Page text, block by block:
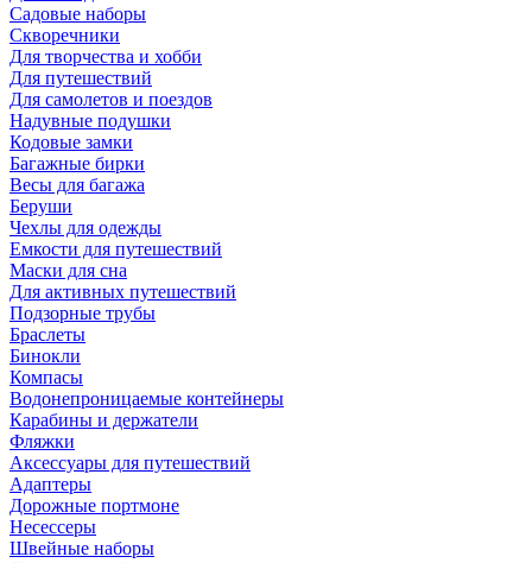
Садовые наборы
Скворечники
Для творчества и хобби
Для путешествий
Для самолетов и поездов
Надувные подушки
Кодовые замки
Багажные бирки
Весы для багажа
Беруши
Чехлы для одежды
Емкости для путешествий
Маски для сна
Для активных путешествий
Подзорные трубы
Браслеты
Бинокли
Компасы
Водонепроницаемые контейнеры
Карабины и держатели
Фляжки
Аксессуары для путешествий
Адаптеры
Дорожные портмоне
Несессеры
Швейные наборы